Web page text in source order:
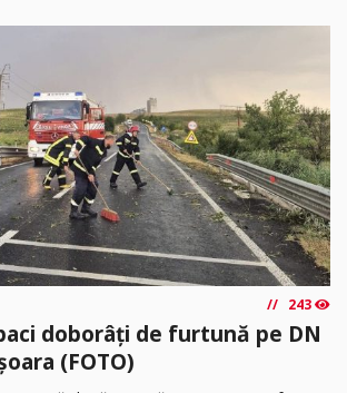
243
doborâți de furtună pe DN
(FOTO)